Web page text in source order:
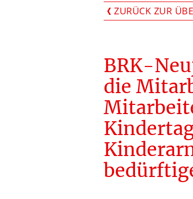
ZURÜCK ZUR
BRK-
die